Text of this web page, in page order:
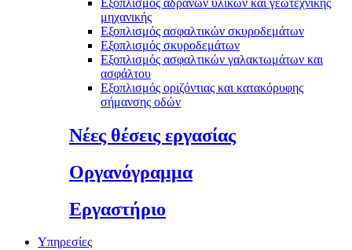
μηχανικής
Εξοπλισμός ασφαλτικών σκυροδεμάτων
Εξοπλισμός σκυροδεμάτων
Εξοπλισμός ασφαλτικών γαλακτωμάτων και
ασφάλτου
Εξοπλισμός οριζόντιας και κατακόρυφης
σήμανσης οδών
Νέες θέσεις εργασίας
Οργανόγραμμα
Εργαστήριο
Υπηρεσίες